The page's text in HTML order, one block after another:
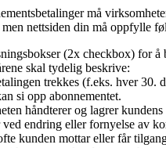
må
nettsiden din må oppfylle
(2x checkbox) for
skal tydelig beskrive:
trekkes (f.eks. hver 30.
si opp abonnementet.
håndterer og lagrer
endring eller fornyelse av
kunden mottar eller får